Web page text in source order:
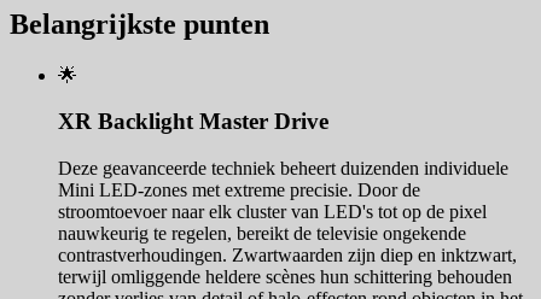
Belangrijkste punten
🌟
XR Backlight Master Drive
Deze geavanceerde techniek beheert duizenden individuele
Mini LED-zones met extreme precisie. Door de
stroomtoevoer naar elk cluster van LED's tot op de pixel
nauwkeurig te regelen, bereikt de televisie ongekende
contrastverhoudingen. Zwartwaarden zijn diep en inktzwart,
terwijl omliggende heldere scènes hun schittering behouden